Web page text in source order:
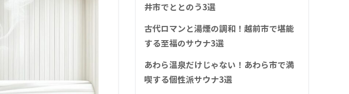
井市でととのう3選
古代ロマンと湯煙の調和！越前市で堪能
する至福のサウナ3選
あわら温泉だけじゃない！あわら市で満
喫する個性派サウナ3選